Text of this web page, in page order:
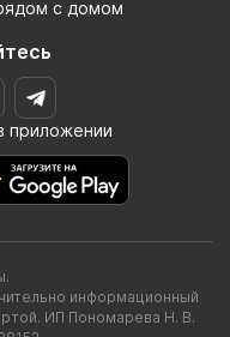
с домом
приложении
информационный
ИП Пономарева Н. В.